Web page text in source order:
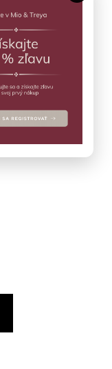
116 cm